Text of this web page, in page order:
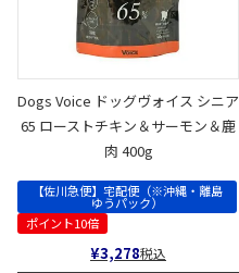
Dogs Voice ドッグヴォイス シニア
65 ローストチキン＆サーモン＆鹿
肉 400g
【佐川急便】宅配便（※沖縄・離島
ゆうパック）
ポイント10倍
¥3,278税込